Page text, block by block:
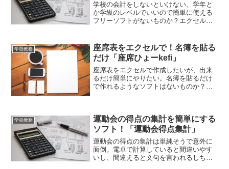
学校の会計をしないといけない。学年と
か学級のレベルでいいので簡単に使える
フリーソフトがないものか？エクセルベ
成プログラム」はいかがでしょうか。学
校の会計がラクに作成できますよ！
学校教務
座席表をエクセルで！名簿を貼る
だけ「座席ひょーkefi」
座席表をエクセルで作成したいが、出来
るだけ簡単にやりたい。名簿を貼るだけ
で作れるようなソフトはないものか？席
エクセルで作成できますよ！
学校教務
運動会の得点の集計を簡単にする
ソフト！「運動会得点集計」
運動会の得点の集計は単純そうで意外に
面倒。電卓で計算していると間違いやす
いし、間違えると文句を言われるしちょ